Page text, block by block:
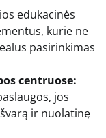
edukacinės
kurie ne
pasirinkimas
centruose:
jos
ir nuolatinę